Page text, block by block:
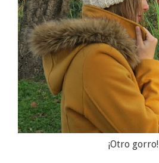
¡Otro gorro!